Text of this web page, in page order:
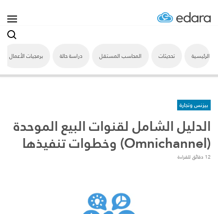
الرئيسية تحديثات المحاسب المستقل دراسة حالة برمجيات الأعمال
بيزنس وتجارة
الدليل الشامل لقنوات البيع الموحدة
(Omnichannel) وخطوات تنفيذها
12 دقائق للقراءة